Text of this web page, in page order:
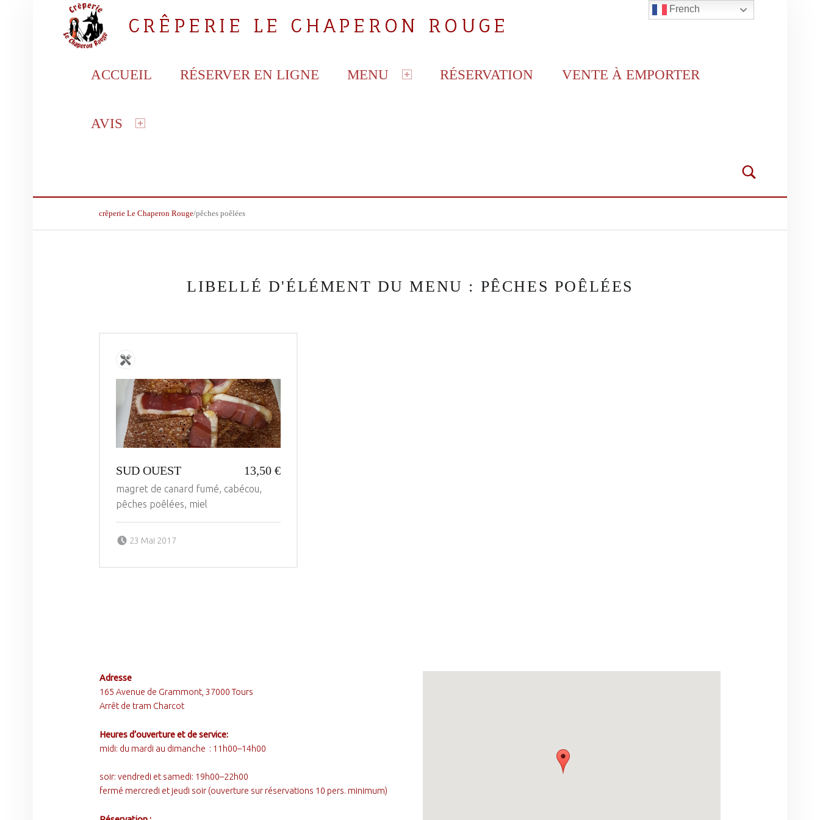
CRÊPERIE LE CHAPERON ROUGE
PRIMARY MENU
ACCUEIL RÉSERVER EN LIGNE MENU RÉSERVATION VENTE À EMPORTER
AVIS
BREADCRUMBS NAVIGATION
crêperie Le Chaperon Rouge/pêches poêlées
LIBELLÉ D'ÉLÉMENT DU MENU : PÊCHES POÊLÉES
SUD OUEST 13,50 €
magret de canard fumé, cabécou,
pêches poêlées, miel
23 Mai 2017
FOOTER SIDEBAR
Adresse
165 Avenue de Grammont, 37000 Tours
Arrêt de tram Charcot
Heures d’ouverture et de service:
midi: du mardi au dimanche : 11h00–14h00
soir: vendredi et samedi: 19h00–22h00
fermé mercredi et jeudi soir (ouverture sur réservations 10 pers. minimum)
French